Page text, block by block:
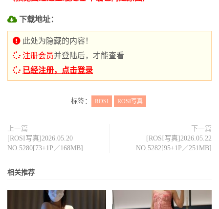
下载地址：
此处为隐藏的内容！
注册会员并登陆后，才能查看
已经注册，点击登录
标签： ROSI ROSI写真
上一篇
[ROSI写真]2026.05.20
NO.5280[73+1P／168MB]
下一篇
[ROSI写真]2026.05.22
NO.5282[95+1P／251MB]
相关推荐